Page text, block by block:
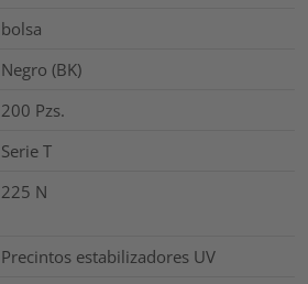
bolsa
Negro (BK)
200 Pzs.
Serie T
225 N
Precintos estabilizadores UV